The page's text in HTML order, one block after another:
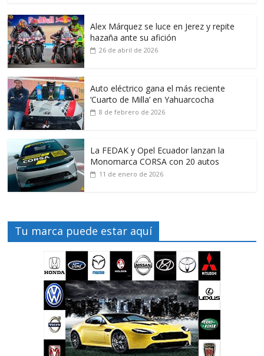
Alex Márquez se luce en Jerez y repite
hazaña ante su afición
26 de abril de 2026
Auto eléctrico gana el más reciente
‘Cuarto de Milla’ en Yahuarcocha
8 de febrero de 2026
La FEDAK y Opel Ecuador lanzan la
Monomarca CORSA con 20 autos
11 de enero de 2026
Tu marca puede estar aquí